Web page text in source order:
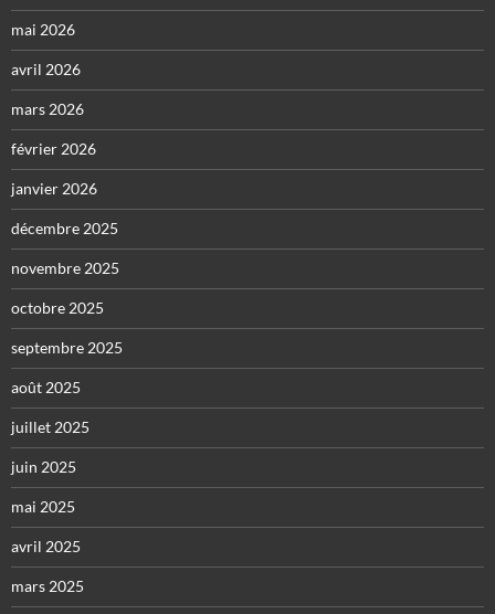
mai 2026
avril 2026
mars 2026
février 2026
janvier 2026
décembre 2025
novembre 2025
octobre 2025
septembre 2025
août 2025
juillet 2025
juin 2025
mai 2025
avril 2025
mars 2025